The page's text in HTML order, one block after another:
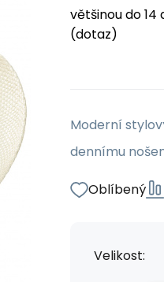
většinou do 14
(dotaz)
Moderní
dennímu
Oblíbený
Velikost: